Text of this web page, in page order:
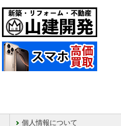
個人情報について